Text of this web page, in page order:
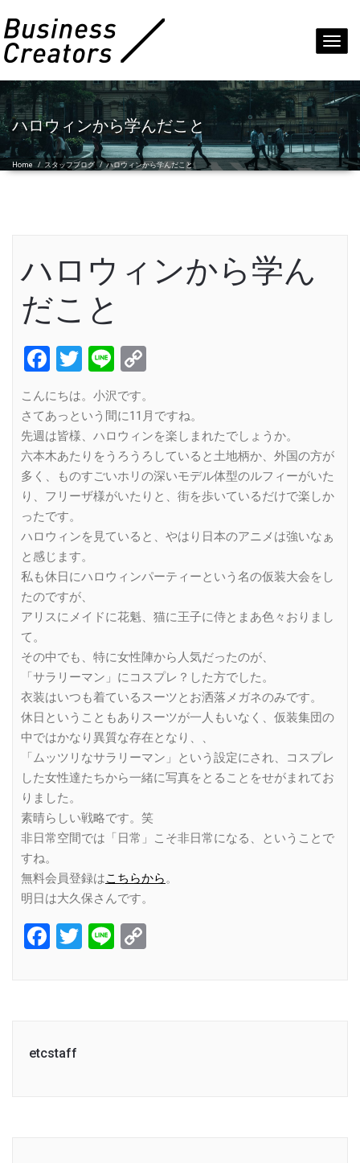
ハロウィンから学んだこと
Home / スタッフブログ /ハロウィンから学んだこと
ハロウィンから学ん
だこと
Facebook
Twitter
Line
こんにちは。小沢です。
さてあっという間に11月ですね。
先週は皆様、ハロウィンを楽しまれたでしょうか。
六本木あたりをうろうろしていると土地柄か、外国の方が
多く、ものすごいホリの深いモデル体型のルフィーがいた
り、フリーザ様がいたりと、街を歩いているだけで楽しか
ったです。
ハロウィンを見ていると、やはり日本のアニメは強いなぁ
と感じます。
私も休日にハロウィンパーティーという名の仮装大会をし
たのですが、
アリスにメイドに花魁、猫に王子に侍とまあ色々おりまし
て。
その中でも、特に女性陣から人気だったのが、
「サラリーマン」にコスプレ？した方でした。
衣装はいつも着ているスーツとお洒落メガネのみです。
休日ということもありスーツが一人もいなく、仮装集団の
中ではかなり異質な存在となり、、
「ムッツリなサラリーマン」という設定にされ、コスプレ
した女性達たちから一緒に写真をとることをせがまれてお
りました。
素晴らしい戦略です。笑
非日常空間では「日常」こそ非日常になる、ということで
すね。
無料会員登録はこちらから。
明日は大久保さんです。
Facebook
Twitter
Line
etcstaff